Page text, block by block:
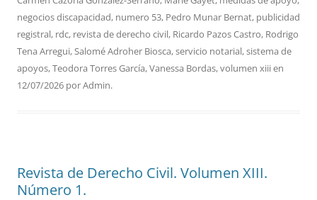
negocios discapacidad, numero 53, Pedro Munar Bernat, publicidad
registral, rdc, revista de derecho civil, Ricardo Pazos Castro, Rodrigo
Tena Arregui,Salomé Adroher Biosca,servicio notarial,sistema de
apoyos,Teodora Torres García,Vanessa Bordas,volumen xiiien
12/07/2026 porAdmin.
Revista de Derecho Civil. Volumen XIII.
Número 1.